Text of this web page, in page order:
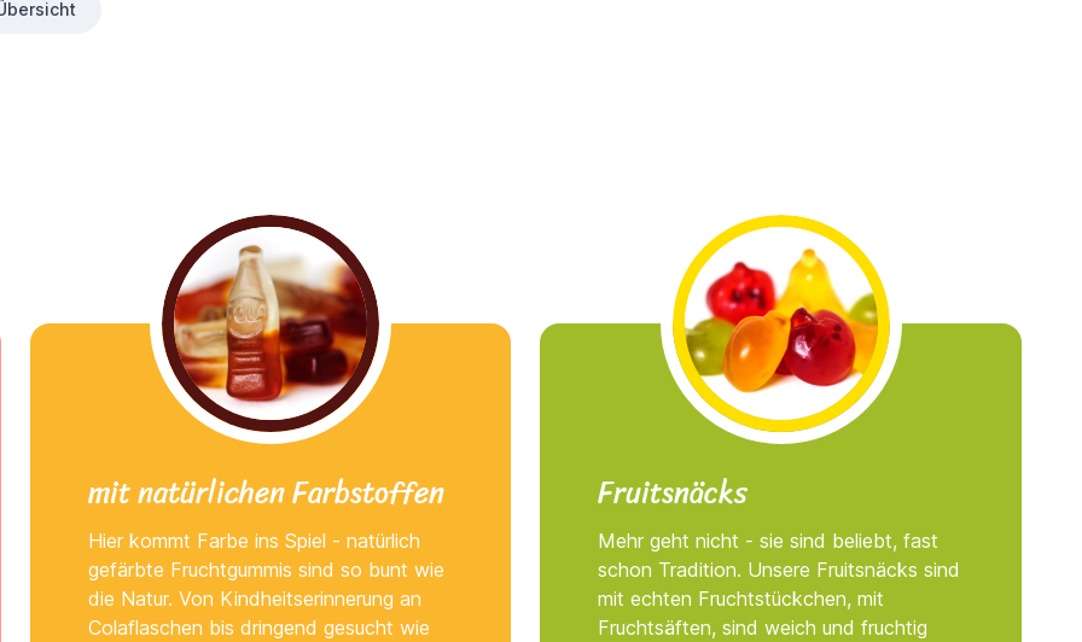
mit natürlichen Farbstoffen
Hier kommt Farbe ins Spiel - natürlich
gefärbte Fruchtgummis sind so bunt wie
die Natur. Von Kindheitserinnerung an
Colaflaschen bis dringend gesucht wie
Fruitsnäcks
Mehr geht nicht - sie sind beliebt, fast
schon Tradition. Unsere Fruitsnäcks sind
mit echten Fruchtstückchen, mit
Fruchtsäften, sind weich und fruchtig